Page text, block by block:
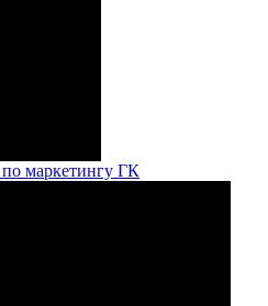
по маркетингу ГК